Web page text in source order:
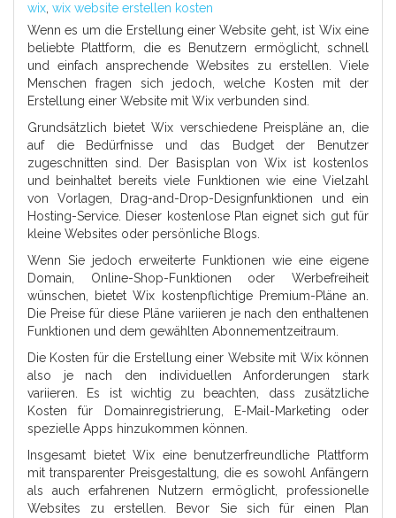
wix wix website erstellen kosten
Wenn es um die Erstellung einer Website geht, ist Wix eine
beliebte Plattform, die es Benutzern ermöglicht, schnell
und einfach ansprechende Websites zu erstellen. Viele
Menschen fragen sich jedoch, welche Kosten mit der
Erstellung einer Website mit Wix verbunden sind.
Grundsätzlich bietet Wix verschiedene Preispläne an, die
auf die Bedürfnisse und das Budget der Benutzer
zugeschnitten sind. Der Basisplan von Wix ist kostenlos
und beinhaltet bereits viele Funktionen wie eine Vielzahl
von Vorlagen, Drag-and-Drop-Designfunktionen und ein
Hosting-Service. Dieser kostenlose Plan eignet sich gut für
kleine Websites oder persönliche Blogs.
Wenn Sie jedoch erweiterte Funktionen wie eine eigene
Domain, Online-Shop-Funktionen oder Werbefreiheit
wünschen, bietet Wix kostenpflichtige Premium-Pläne an.
Die Preise für diese Pläne variieren je nach den enthaltenen
Funktionen und dem gewählten Abonnementzeitraum.
Die Kosten für die Erstellung einer Website mit Wix können
also je nach den individuellen Anforderungen stark
variieren. Es ist wichtig zu beachten, dass zusätzliche
Kosten für Domainregistrierung, E-Mail-Marketing oder
spezielle Apps hinzukommen können.
Insgesamt bietet Wix eine benutzerfreundliche Plattform
mit transparenter Preisgestaltung, die es sowohl Anfängern
als auch erfahrenen Nutzern ermöglicht, professionelle
Websites zu erstellen. Bevor Sie sich für einen Plan